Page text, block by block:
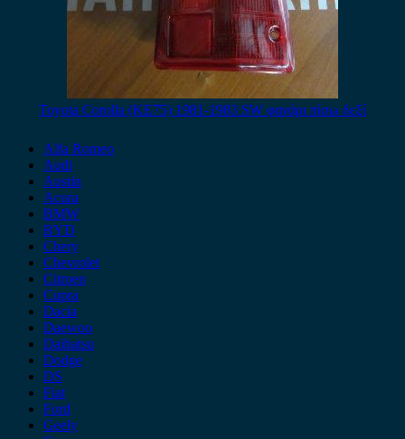
Toyota Corolla (KE75) 1981-1983 SW φανάρι πίσω δεξί
Alfa Romeo
Audi
Austin
Acura
BMW
BYD
Chery
Chevrolet
Citroen
Cupra
Dacia
Daewoo
Daihatsu
Dodge
DS
Fiat
Ford
Geely